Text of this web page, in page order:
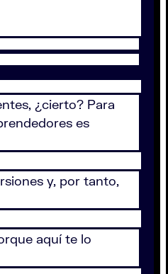
¿cierto? Para
es
y, por tanto,
aquí te lo